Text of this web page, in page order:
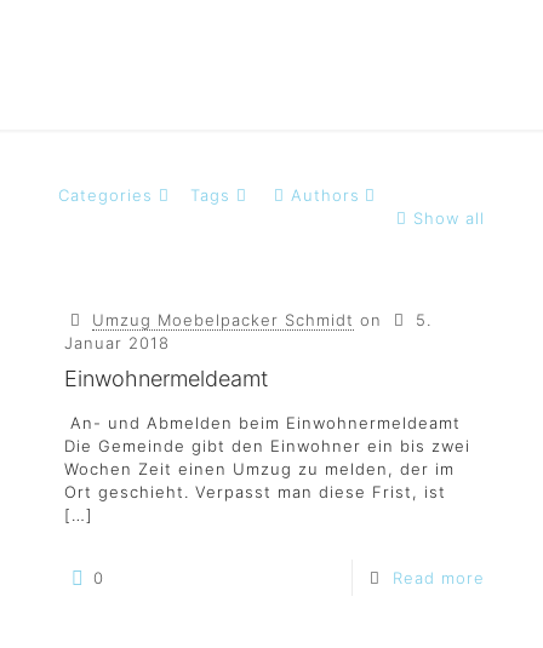
Categories Tags
Authors
Show all
Umzug Moebelpacker Schmidt on
5.
Januar 2018
Einwohnermeldeamt
An- und Abmelden beim Einwohnermeldeamt
Die Gemeinde gibt den Einwohner ein bis zwei
Wochen Zeit einen Umzug zu melden, der im
Ort geschieht. Verpasst man diese Frist, ist
[…]
0 Read more